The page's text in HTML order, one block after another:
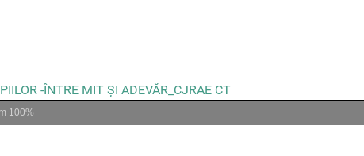
-ÎNTRE MIT ȘI ADEVĂR_CJRAE CT
100%